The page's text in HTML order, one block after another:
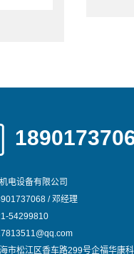
电设备有限公司
/ 邓经理
54299810
市松江区香车路299号企福华康